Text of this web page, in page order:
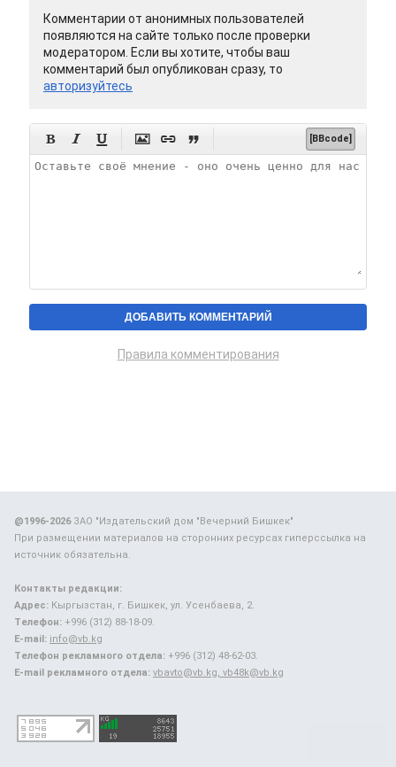
Комментарии от анонимных пользователей
появляются на сайте только после проверки
модератором. Если вы хотите, чтобы ваш
комментарий был опубликован сразу, то
авторизуйтесь
      [BBcode]
Правила комментирования
@1996-2026ЗАО "Издательский дом "Вечерний Бишкек"
При размещении материалов на сторонних ресурсах гиперссылка на
источник обязательна.
Контакты редакции:
Адрес: Кыргызстан, г. Бишкек, ул. Усенбаева, 2.
Телефон: +996 (312) 88-18-09.
E-mail: info@vb.kg
Телефон рекламного отдела: +996 (312) 48-62-03.
E-mail рекламного отдела: vbavto@vb.kg, vb48k@vb.kg